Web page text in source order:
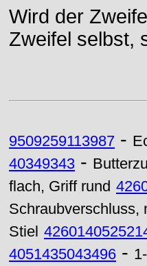
Wird der
Zweifel selbst,
9509259113987 -
40349343 -
flach, Griff rund
Schraubverschluss,
Stiel
4051435043496 -